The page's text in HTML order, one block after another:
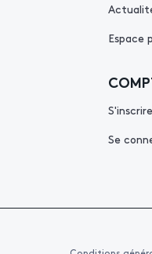
Espace
S'inscrire
Se